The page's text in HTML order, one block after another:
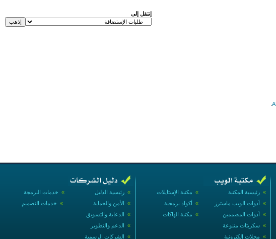
إنتقل إلى
» خدمات البرمجة » رئيسية الدليل
» خدمات التصميم » الأمن والحماية
» الدعاية والتسويق
» الدعم والتطوير
» الشركات الرسمية
» مكتبة الإستايلات » رئيسية المكتبة
» أكواد برمجية » أدوات الويب ماسترز
» مكتبة الهاكات » أدوات المصممين
» سكربتات متنوعة
» مجلات إلكترونية